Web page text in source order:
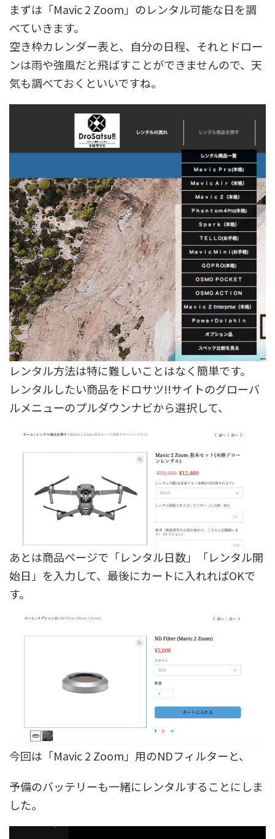
まずは「Mavic 2 Zoom」のレンタル可能な日を調
べていきます。
空き枠カレンダー表と、自分の日程、それとドロー
ンは雨や強風だと飛ばすことができませんので、天
気も調べておくといいですね。
レンタル方法は特に難しいことはなく簡単です。
レンタルしたい商品をドロサツ!!サイトのグローバ
ルメニューのプルダウンナビから選択して、
あとは商品ページで「レンタル日数」「レンタル開
始日」を入力して、最後にカートに入れればOKで
す。
今回は「Mavic 2 Zoom」用のNDフィルターと、
予備のバッテリーも一緒にレンタルすることにしま
した。